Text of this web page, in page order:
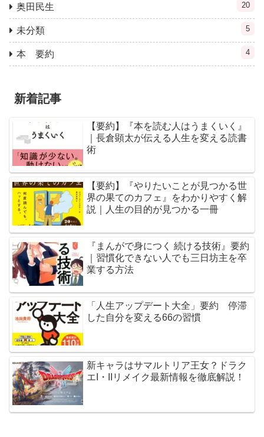
奥田民生 20
未分類 5
本 要約 4
新着記事
【要約】『本を読む人はうまくいく』
｜長倉顕太が伝える人生を変える読書
術
【要約】『やりたいことが見つかる世
界の果てのカフェ』をわかりやすく解
説｜人生の目的が見つかる一冊
『まんがで身につく 続ける技術』要約
｜習慣化できない人でも三日坊主を卒
業する方法
「人生アップデート大全」要約 停滞
した自分を変える66の習慣
新キャラはサマルトリア王女？ドラク
エI・IIリメイク最新情報を徹底解説！